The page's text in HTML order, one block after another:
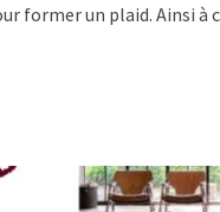
former un plaid. Ainsi à